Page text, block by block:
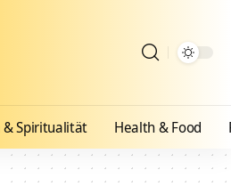
& Spiritualität Health & Food